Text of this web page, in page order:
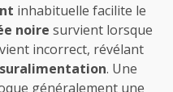
inhabituelle facilite le
noire survient lorsque
incorrect, révélant
. Une
généralement une